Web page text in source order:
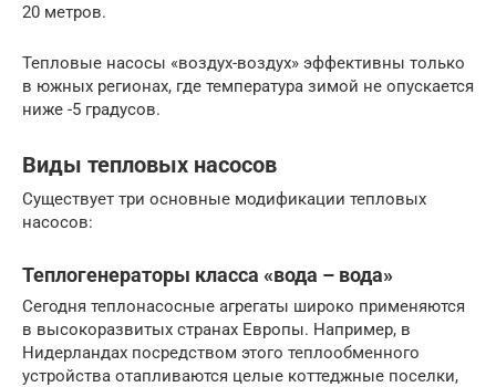
20 метров.
Тепловые насосы «воздух-воздух» эффективны только
в южных регионах, где температура зимой не опускается
ниже -5 градусов.
Виды тепловых насосов
Существует три основные модификации тепловых
насосов:
Теплогенераторы класса «вода – вода»
Сегодня теплонасосные агрегаты широко применяются
в высокоразвитых странах Европы. Например, в
Нидерландах посредством этого теплообменного
устройства отапливаются целые коттеджные поселки,